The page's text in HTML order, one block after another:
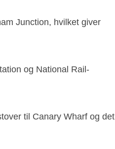
Junction, hvilket giver
og National Rail-
til Canary Wharf og det